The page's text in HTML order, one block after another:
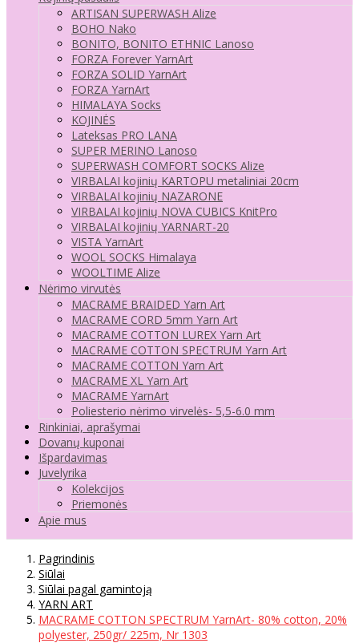
ARTISAN SUPERWASH Alize
BOHO Nako
BONITO, BONITO ETHNIC Lanoso
FORZA Forever YarnArt
FORZA SOLID YarnArt
FORZA YarnArt
HIMALAYA Socks
KOJINĖS
Lateksas PRO LANA
SUPER MERINO Lanoso
SUPERWASH COMFORT SOCKS Alize
VIRBALAI kojinių KARTOPU metaliniai 20cm
VIRBALAI kojinių NAZARONE
VIRBALAI kojinių NOVA CUBICS KnitPro
VIRBALAI kojinių YARNART-20
VISTA YarnArt
WOOL SOCKS Himalaya
WOOLTIME Alize
Nėrimo virvutės
MACRAME BRAIDED Yarn Art
MACRAME CORD 5mm Yarn Art
MACRAME COTTON LUREX Yarn Art
MACRAME COTTON SPECTRUM Yarn Art
MACRAME COTTON Yarn Art
MACRAME XL Yarn Art
MACRAME YarnArt
Poliesterio nėrimo virvelės- 5,5-6.0 mm
Rinkiniai, aprašymai
Dovanų kuponai
Išpardavimas
Juvelyrika
Kolekcijos
Priemonės
Apie mus
Pagrindinis
Siūlai
Siūlai pagal gamintoją
YARN ART
MACRAME COTTON SPECTRUM YarnArt- 80% cotton, 20%
polyester, 250gr/ 225m, Nr 1303